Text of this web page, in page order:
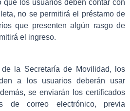
que los usuarios deben contar con
no se permitirá el préstamo de
que presenten algún rasgo de
el ingreso.
la Secretaría de Movilidad, los
a los usuarios deberán usar
se enviarán los certificados
de correo electrónico, previa